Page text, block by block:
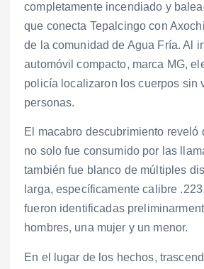
completamente incendiado y
que conecta Tepalcingo con
de la comunidad de Agua Fría. Al
automóvil compacto, marca MG,
policía localizaron los cuerpos sin
personas.
El macabro descubrimiento reveló
no solo fue consumido por las
también fue blanco de múltiples
larga, específicamente calibre
fueron identificadas
hombres, una mujer y un menor.
En el lugar de los hechos,